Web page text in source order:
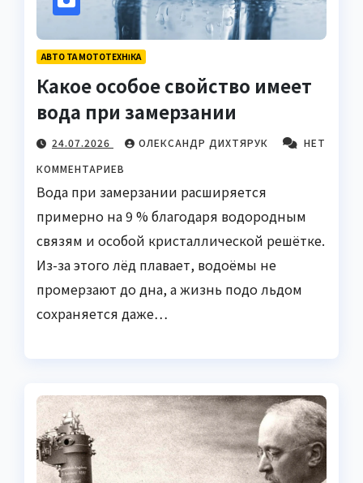
АВТО ТА МОТОТЕХНІКА
Какое особое свойство имеет
вода при замерзании
24.07.2026 ОЛЕКСАНДР ДИХТЯРУК
НЕТ
КОММЕНТАРИЕВ
Вода при замерзании расширяется
примерно на 9 % благодаря водородным
связям и особой кристаллической решётке.
Из-за этого лёд плавает, водоёмы не
промерзают до дна, а жизнь подо льдом
сохраняется даже…